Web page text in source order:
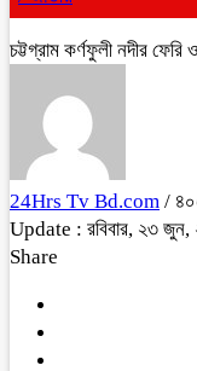
চট্টগ্রাম কর্ণফুলী নদীর
24Hrs Tv Bd.com /
Update : রবিবার, ২৩ জুন,
Share